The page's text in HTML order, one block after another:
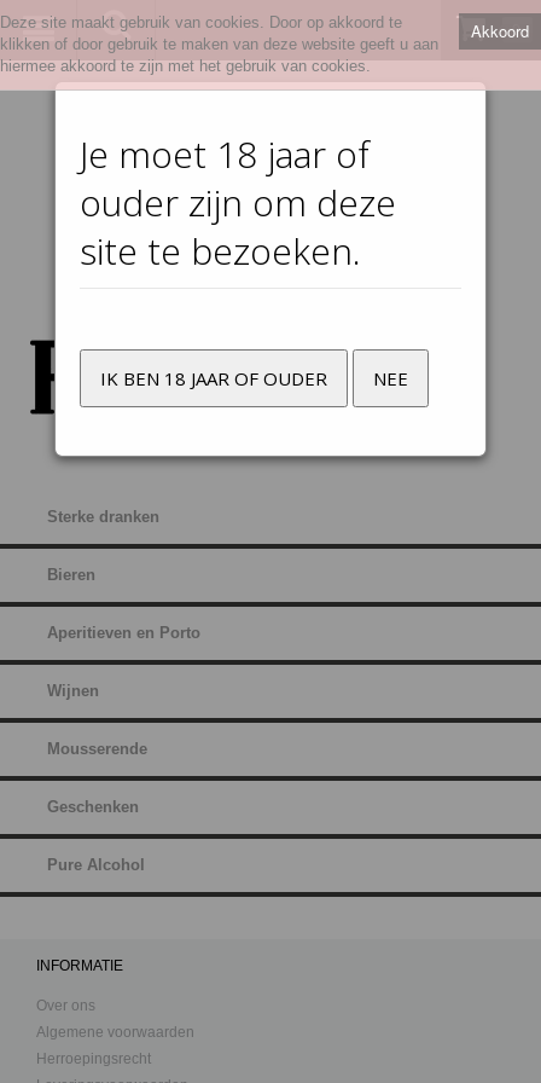
0
Sterke dranken
Bieren
Aperitieven en Porto
Wijnen
Mousserende
Geschenken
Pure Alcohol
Je moet 18 jaar of
ouder zijn om deze
site te bezoeken.
IK BEN 18 JAAR OF OUDER NEE
INFORMATIE
Over ons
Algemene voorwaarden
Herroepingsrecht
Akkoord
Deze site maakt gebruik van cookies. Door op akkoord te
klikken of door gebruik te maken van deze website geeft u aan
hiermee akkoord te zijn met het gebruik van cookies.